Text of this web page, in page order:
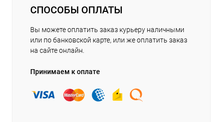
СПОСОБЫ ОПЛАТЫ
Вы можете оплатить заказ курьеру наличными
или по банковской карте, или же оплатить заказ
на сайте онлайн.
Принимаем к оплате